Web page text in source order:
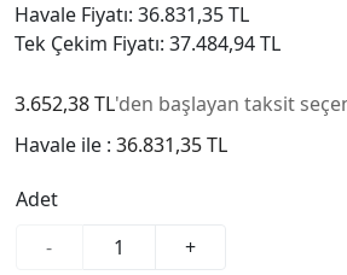
Havale Fiyatı: 36.831,35 TL
Tek Çekim Fiyatı: 37.484,94 TL
3.652,38 TL'den başlayan taksit
Havale ile : 36.831,35 TL
Adet
-
+